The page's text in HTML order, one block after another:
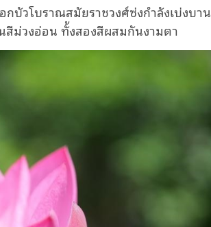
บัวโบราณสมัยราชวงศ์ซ่งกำลังเบ่งบาน
สีม่วงอ่อน ทั้งสองสีผสมกันงามตา